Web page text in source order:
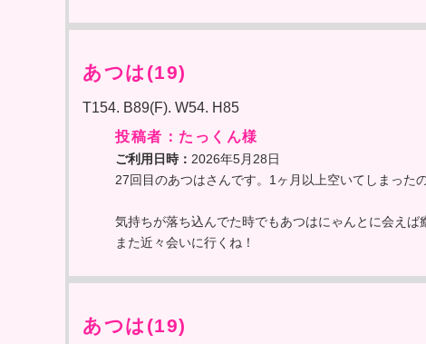
あつは(19)
T154. B89(F). W54. H85
投稿者：たっくん様
ご利用日時： 2026年5月28日
27回目のあつはさんです。1ヶ月以上空いてしまった
気持ちが落ち込んでた時でもあつはにゃんとに会えば
また近々会いに行くね！
あつは(19)